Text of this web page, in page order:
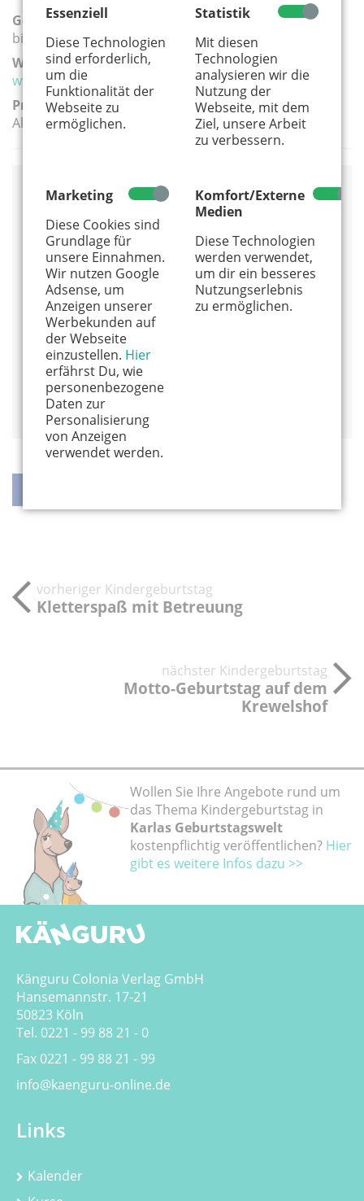
Essenziell
Diese Technologien
sind erforderlich,
um die
Funktionalität der
Webseite zu
ermöglichen.
Statistik
Mit diesen
Technologien
analysieren wir die
Nutzung der
Webseite, mit dem
Ziel, unsere Arbeit
zu verbessern.
Marketing
Diese Cookies sind
Grundlage für
unsere Einnahmen.
Wir nutzen Google
Adsense, um
Anzeigen unserer
Werbekunden auf
der Webseite
einzustellen. Hier
erfährst Du, wie
personenbezogene
Daten zur
Personalisierung
von Anzeigen
verwendet werden.
Komfort/Externe
Medien
Diese Technologien
werden verwendet,
um dir ein besseres
Nutzungserlebnis
zu ermöglichen.
Geeignete Altersgruppe(n):
bis 5 Jahre
Weiterführender Link:
www.krewelshof.de/kindergeburtstag.php
Preis:
Alle Preisklassen
Anbieter
Krewelshof Lohmar
Krewelshof 1
53797 Lohmar
02205 - 89 77 05
www.krewelshof.de
Alles von diesem Anbieter anzeigen
Info und Anmeldung
Auf Google Maps anzeigen
vorheriger Kindergeburtstag
Kletterspaß mit Betreuung
nächster Kindergeburtstag
Motto-Geburtstag auf dem
Krewelshof
Wollen Sie Ihre Angebote rund um
das Thema Kindergeburtstag in
Karlas Geburtstagswelt
kostenpflichtig veröffentlichen? Hier
gibt es weitere Infos dazu >>
Känguru Colonia Verlag GmbH
Hansemannstr. 17-21
50823 Köln
Tel. 0221 - 99 88 21 - 0
Fax 0221 - 99 88 21 - 99
info@kaenguru-online.de
Links
Kalender